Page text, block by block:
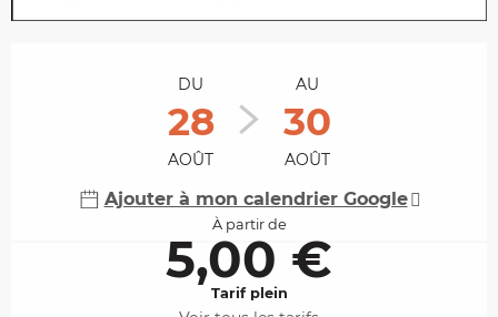
DU
28
AOÛT
AU
30
AOÛT
Ajouter à mon calendrier Google
À partir de
5,00 €
Tarif plein